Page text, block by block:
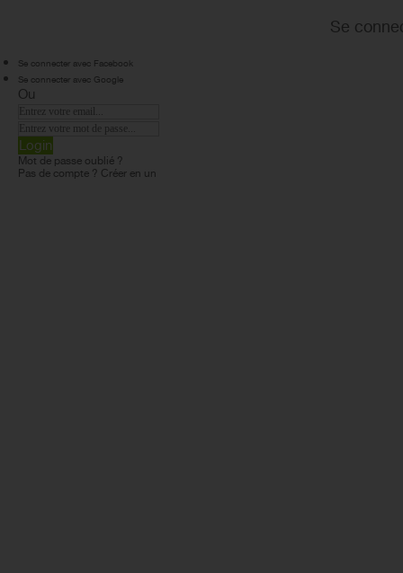
Se
Se connecter avec Facebook
Se connecter avec Google
Ou
Login
Mot de passe oublié ?
Pas de compte ? Créer en un